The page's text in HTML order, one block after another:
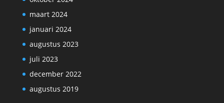
maart 2024
januari 2024
augustus 2023
juli 2023
december 2022
augustus 2019